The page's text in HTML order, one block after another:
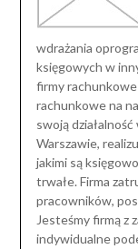
wdrażania
księgowych w
firmy
rachunkowe na
swoją
Warszawie,
jakimi są
trwałe. Firma
pracowników,
Jesteśmy firmą z
indywidualne